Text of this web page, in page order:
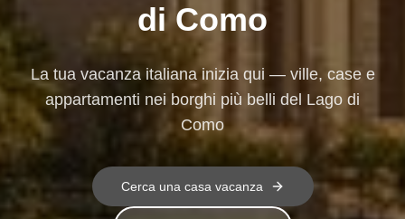
di Como
La tua vacanza italiana inizia qui — ville, case e
appartamenti nei borghi più belli del Lago di
Como
Cerca una casa vacanza